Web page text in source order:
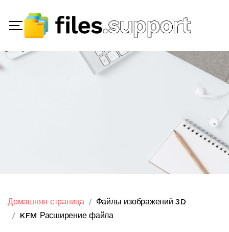
Домашняя страница
Файлы изображений 3D
KFM Расширение файла